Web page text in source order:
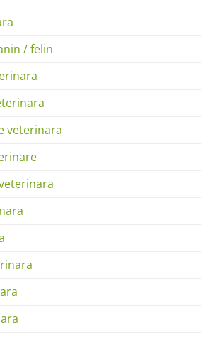
/ felin
veterinara